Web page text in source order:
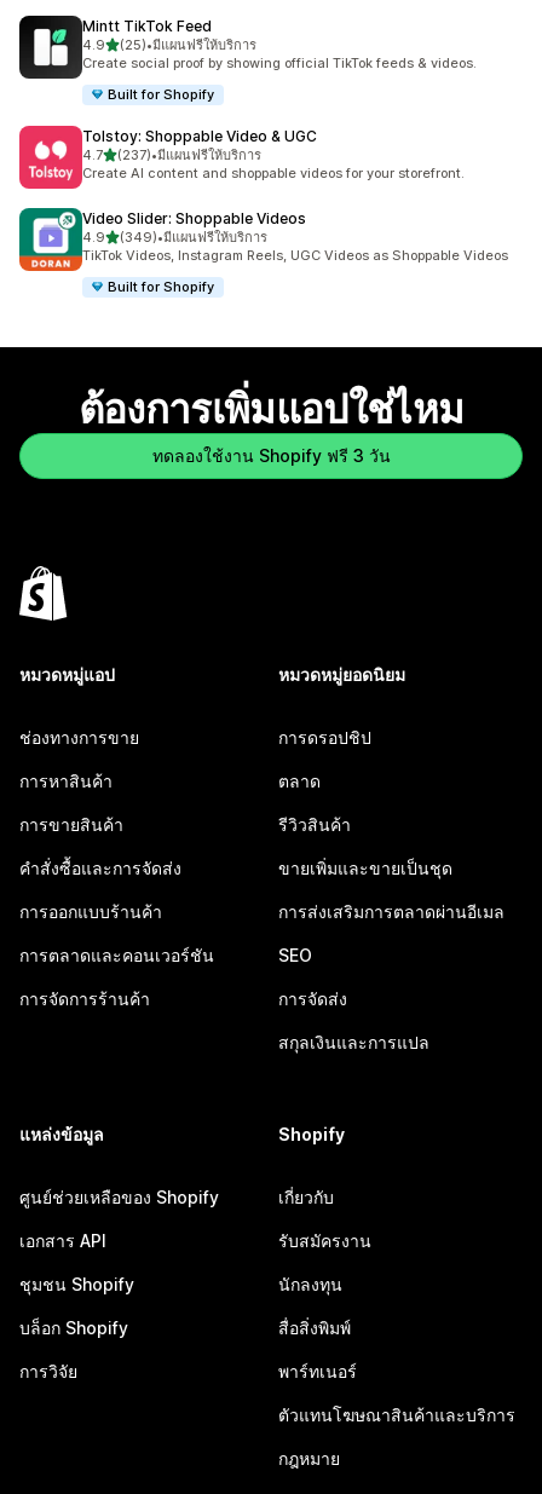
Mintt TikTok Feed
4.9เต็ม 5 ดาว
(25)
ทั้งหมด 25 รีวิว
•มีแผนฟรีให้บริการ
Create social proof by showing official TikTok feeds & videos.
Built for Shopify
Tolstoy: Shoppable Video & UGC
4.7เต็ม 5 ดาว
(237)
ทั้งหมด 237 รีวิว
•มีแผนฟรีให้บริการ
Create AI content and shoppable videos for your storefront.
Video Slider: Shoppable Videos
4.9เต็ม 5 ดาว
(349)
ทั้งหมด 349 รีวิว
•มีแผนฟรีให้บริการ
TikTok Videos, Instagram Reels, UGC Videos as Shoppable Videos
Built for Shopify
ต้องการเพิ่มแอปใช่ไหม
ทดลองใช้งาน Shopify ฟรี 3 วัน
หมวดหมู่แอป
ช่องทางการขาย
การหาสินค้า
การขายสินค้า
คำสั่งซื้อและการจัดส่ง
การออกแบบร้านค้า
การตลาดและคอนเวอร์ชัน
การจัดการร้านค้า
หมวดหมู่ยอดนิยม
การดรอปชิป
ตลาด
รีวิวสินค้า
ขายเพิ่มและขายเป็นชุด
การส่งเสริมการตลาดผ่านอีเมล
SEO
การจัดส่ง
สกุลเงินและการแปล
แหล่งข้อมูล
ศูนย์ช่วยเหลือของ Shopify
เอกสาร API
ชุมชน Shopify
บล็อก Shopify
การวิจัย
Shopify
เกี่ยวกับ
รับสมัครงาน
นักลงทุน
สื่อสิ่งพิมพ์
พาร์ทเนอร์
ตัวแทนโฆษณาสินค้าและบริการ
กฎหมาย